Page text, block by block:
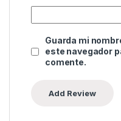
Guarda mi
este navegador
comente.